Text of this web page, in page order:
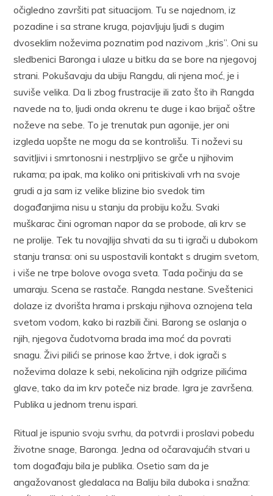
očigledno završiti pat situacijom. Tu se najednom, iz
pozadine i sa strane kruga, pojavljuju ljudi s dugim
dvoseklim noževima poznatim pod nazivom „kris”. Oni su
sledbenici Baronga i ulaze u bitku da se bore na njegovoj
strani. Pokušavaju da ubiju Rangdu, ali njena moć, je i
suviše velika. Da li zbog frustracije ili zato što ih Rangda
navede na to, ljudi onda okrenu te duge i kao brijač oštre
noževe na sebe. To je trenutak pun agonije, jer oni
izgleda uopšte ne mogu da se kontrolišu. Ti noževi su
savitljivi i smrtonosni i nestrpljivo se grče u njihovim
rukama; pa ipak, ma koliko oni pritiskivali vrh na svoje
grudi a ja sam iz velike blizine bio svedok tim
događanjima nisu u stanju da probiju kožu. Svaki
muškarac čini ogroman napor da se probode, ali krv se
ne prolije. Tek tu novajlija shvati da su ti igrači u dubokom
stanju transa: oni su uspostavili kontakt s drugim svetom,
i više ne trpe bolove ovoga sveta. Tada počinju da se
umaraju. Scena se rastače. Rangda nestane. Sveštenici
dolaze iz dvorišta hrama i prskaju njihova oznojena tela
svetom vodom, kako bi razbili čini. Barong se oslanja o
njih, njegova čudotvorna brada ima moć da povrati
snagu. Živi pilići se prinose kao žrtve, i dok igrači s
noževima dolaze k sebi, nekolicina njih odgrize pilićima
glave, tako da im krv poteče niz brade. Igra je završena.
Publika u jednom trenu ispari.
Ritual je ispunio svoju svrhu, da potvrdi i proslavi pobedu
životne snage, Baronga. Jedna od očaravajućih stvari u
tom događaju bila je publika. Osetio sam da je
angažovanost gledalaca na Baliju bila duboka i snažna: